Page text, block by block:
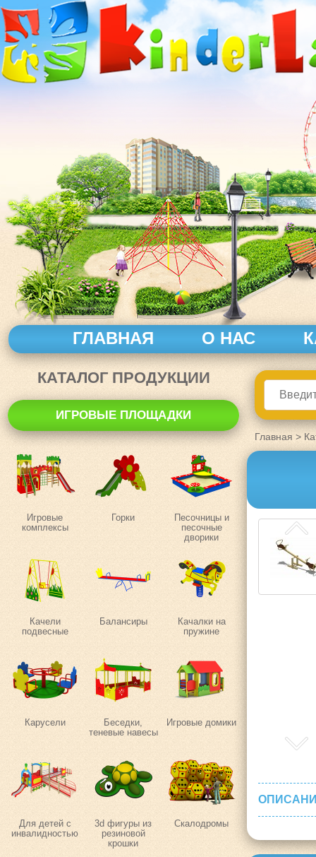
ГЛАВНАЯ О НАС
КАТАЛОГ ПРОДУКЦИИ
ИГРОВЫЕ ПЛОЩАДКИ
Игровые
комплексы
Горки
Песочницы и
песочные
дворики
Качели
подвесные
Балансиры
Качалки на
пружине
Карусели
Беседки,
теневые навесы
Игровые домики
Для детей с
инвалидностью
3d фигуры из
резиновой
крошки
Скалодромы
Главная >